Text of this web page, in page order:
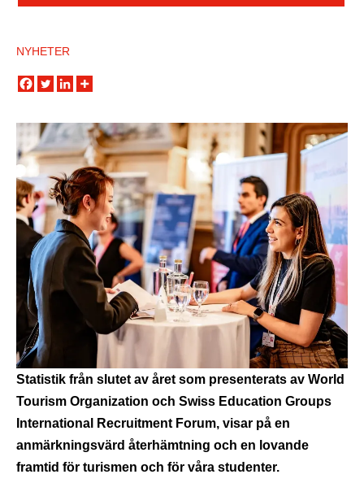
NYHETER
Statistik från slutet av året som presenterats av World
Tourism Organization och Swiss Education Groups
International Recruitment Forum, visar på en
anmärkningsvärd återhämtning och en lovande
framtid för turismen och för våra studenter.